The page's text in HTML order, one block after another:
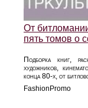
От
пять томов о
Подборка книг,
художников,
конца 80‑х, от
FashionPromo